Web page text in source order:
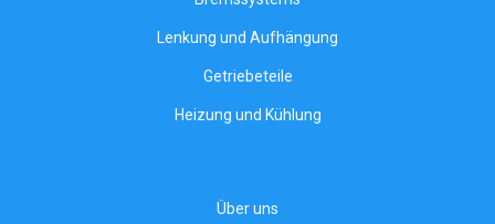
Lenkung und Aufhängung
Getriebeteile
Heizung und Kühlung
Über uns